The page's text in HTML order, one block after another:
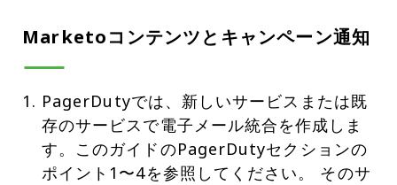
Marketoコンテンツとキャンペーン通知
PagerDutyでは、新しいサービスまたは既
存のサービスで電子メール統合を作成しま
す。このガイドのPagerDutyセクションの
ポイント1〜4を参照してください。 そのサ